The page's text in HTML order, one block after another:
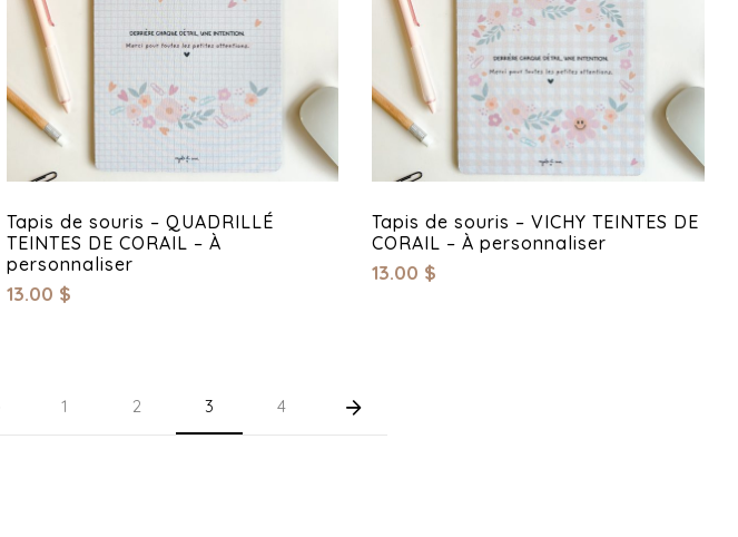
Tapis de souris – QUADRILLÉ
TEINTES DE CORAIL – À
personnaliser
13.00 $
Tapis de souris – VICHY TEINTES DE
CORAIL – À personnaliser
13.00 $
1 2 3 4